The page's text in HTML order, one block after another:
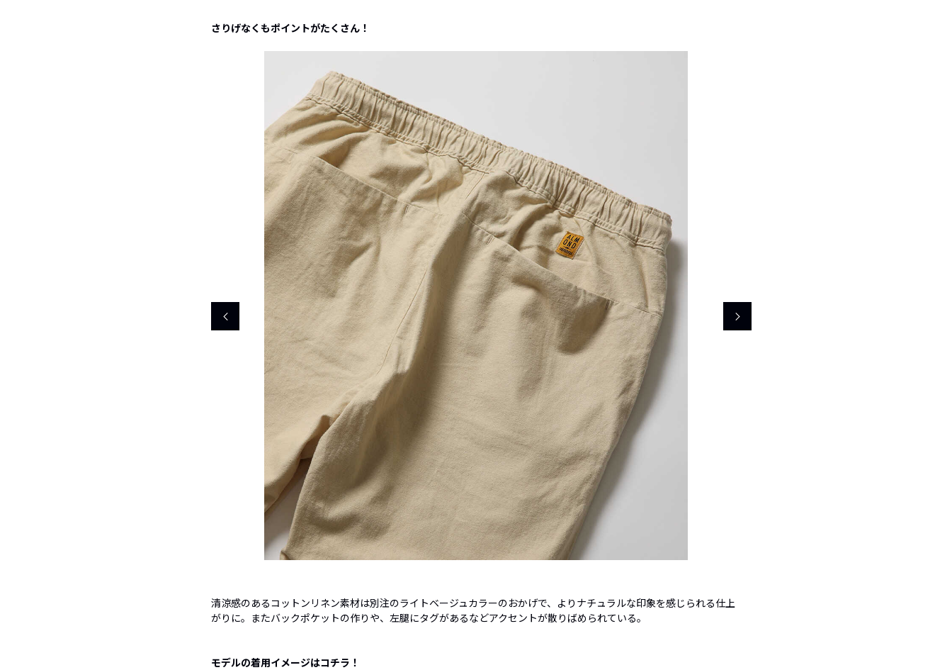
さりげなくもポイントがたくさん！
清涼感のあるコットンリネン素材は別注のライトベージュカラーのおかげで、よりナチュラルな印象を感じられる仕上
がりに。またバックポケットの作りや、左腿にタグがあるなどアクセントが散りばめられている。
モデルの着用イメージはコチラ！